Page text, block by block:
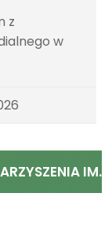
z
w
IM.